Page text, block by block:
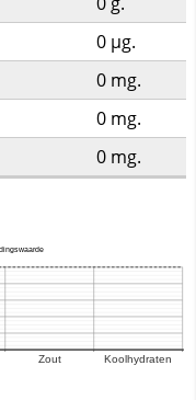
0 µg.
0 mg.
0 mg.
0 mg.